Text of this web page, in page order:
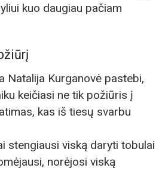
kuo daugiau pačiam
Natalija Kurganovė pastebi,
keičiasi ne tik požiūris į
kas iš tiesų svarbu
stengiausi viską daryti tobulai
norėjosi viską